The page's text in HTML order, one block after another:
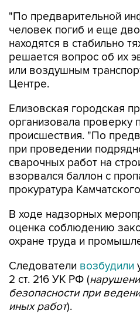
"По предварительной
человек погиб и еще
находятся в стабильно
решается вопрос об их
или воздушным
Центре.
Елизовская городская
организовала проверку
происшествия. "По
при проведении
сварочных работ на
взорвался баллон с
прокуратура
В ходе надзорных
оценка соблюдению
охране труда и
Следователи возбудили
2 ст. 216 УК РФ (
безопасности при
иных работ).